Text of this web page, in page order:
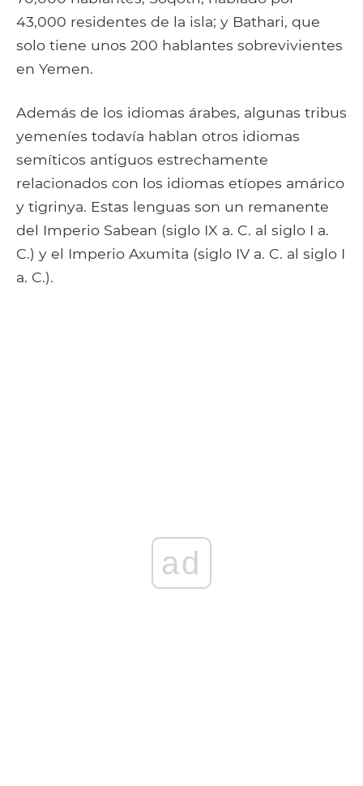
43,000 residentes de la isla; y Bathari, que
solo tiene unos 200 hablantes sobrevivientes
en Yemen.
Además de los idiomas árabes, algunas tribus
yemeníes todavía hablan otros idiomas
semíticos antiguos estrechamente
relacionados con los idiomas etíopes amárico
y tigrinya. Estas lenguas son un remanente
del Imperio Sabean (siglo IX a. C. al siglo I a.
C.) y el Imperio Axumita (siglo IV a. C. al siglo I
a. C.).
ad